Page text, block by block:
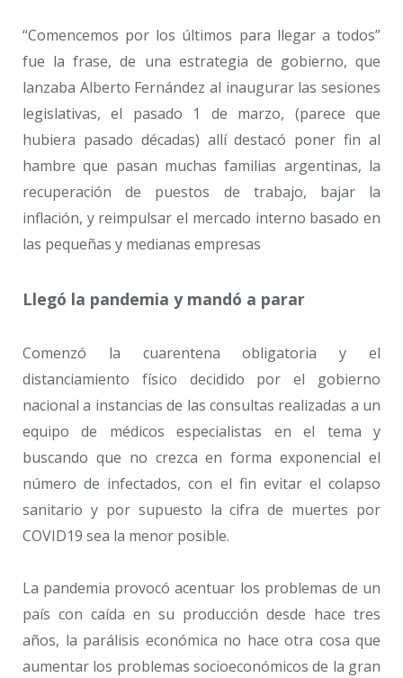
“Comencemos por los últimos para llegar a todos”
fue la frase, de una estrategia de gobierno, que
lanzaba Alberto Fernández al inaugurar las sesiones
legislativas, el pasado 1 de marzo, (parece que
hubiera pasado décadas) allí destacó poner fin al
hambre que pasan muchas familias argentinas, la
recuperación de puestos de trabajo, bajar la
inflación, y reimpulsar el mercado interno basado en
las pequeñas y medianas empresas
Llegó la pandemia y mandó a parar
Comenzó la cuarentena obligatoria y el
distanciamiento físico decidido por el gobierno
nacional a instancias de las consultas realizadas a un
equipo de médicos especialistas en el tema y
buscando que no crezca en forma exponencial el
número de infectados, con el fin evitar el colapso
sanitario y por supuesto la cifra de muertes por
COVID19 sea la menor posible.
La pandemia provocó acentuar los problemas de un
país con caída en su producción desde hace tres
años, la parálisis económica no hace otra cosa que
aumentar los problemas socioeconómicos de la gran